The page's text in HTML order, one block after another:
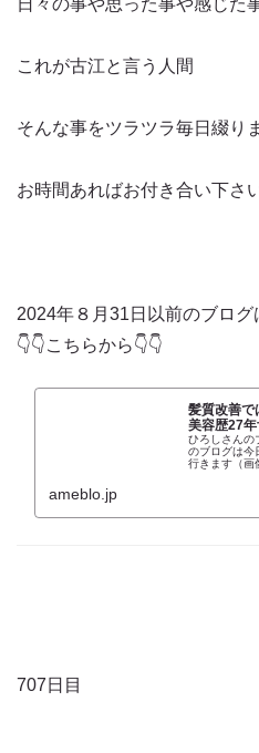
日々の事や思った事や感じた
これが古江と言う人間
そんな事をツラツラ毎日綴り
お時間あればお付き合い下さ
2024年８月31日以前のブログ
👇👇こちらから👇👇
髪質改善で
美容歴27
ひろしさんの
のブログは
行きます（画
ameblo.jp
707日目